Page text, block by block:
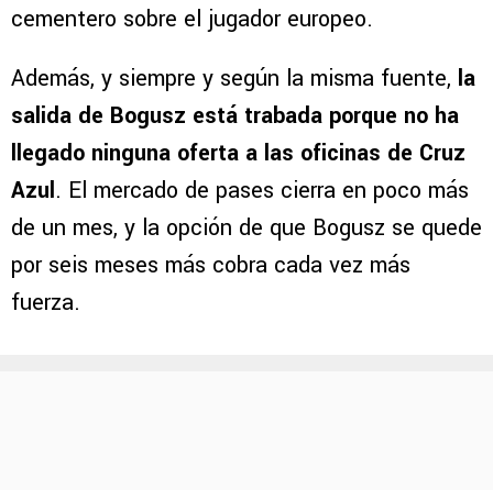
cementero sobre el jugador europeo.
Además, y siempre y según la misma fuente, la
salida de Bogusz está trabada porque no ha
llegado ninguna oferta a las oficinas de Cruz
Azul. El mercado de pases cierra en poco más
de un mes, y la opción de que Bogusz se quede
por seis meses más cobra cada vez más
fuerza.